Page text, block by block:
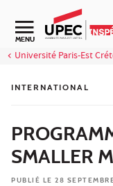
Aller au contenu
Navigation
MENU
Université Paris-Est
INTERNATIONAL
SMALLER
PUBLIÉ LE 28